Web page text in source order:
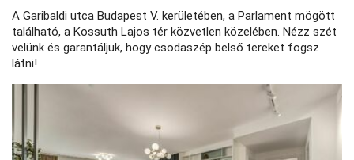
A Garibaldi utca Budapest V. kerületében, a Parlament mögött
található, a Kossuth Lajos tér közvetlen közelében. Nézz szét
velünk és garantáljuk, hogy csodaszép belső tereket fogsz
látni!